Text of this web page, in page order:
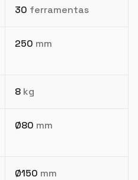
30 ferramentas
250 mm
8 kg
Ø80 mm
Ø150 mm